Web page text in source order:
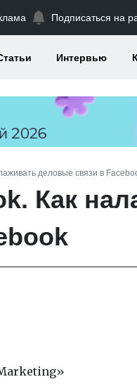
Подписаться на
Интервью
деловые связи в
Как